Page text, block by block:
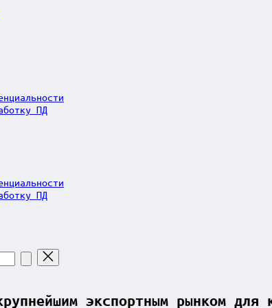
ПД
ПД
экспортным рынком для